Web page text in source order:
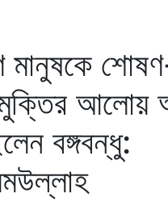
মানুষকে
আলোয়
বঙ্গবন্ধু: